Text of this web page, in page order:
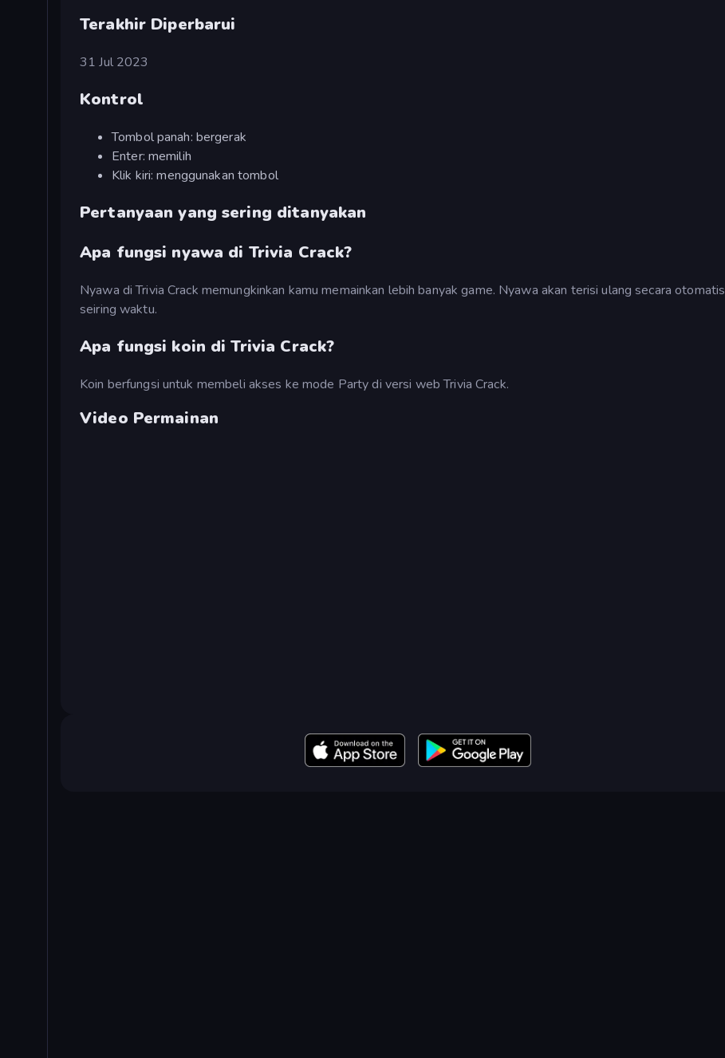
Terakhir Diperbarui
31 Jul 2023
Kontrol
Tombol panah: bergerak
Enter: memilih
Klik kiri: menggunakan tombol
Pertanyaan yang sering ditanyakan
Apa fungsi nyawa di Trivia Crack?
Nyawa di Trivia Crack memungkinkan kamu memainkan lebih banyak game. Nyawa akan terisi ulang secara otomatis
seiring waktu.
Apa fungsi koin di Trivia Crack?
Koin berfungsi untuk membeli akses ke mode Party di versi web Trivia Crack.
Video Permainan